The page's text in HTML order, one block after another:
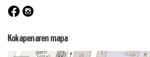
Kokapenaren mapa